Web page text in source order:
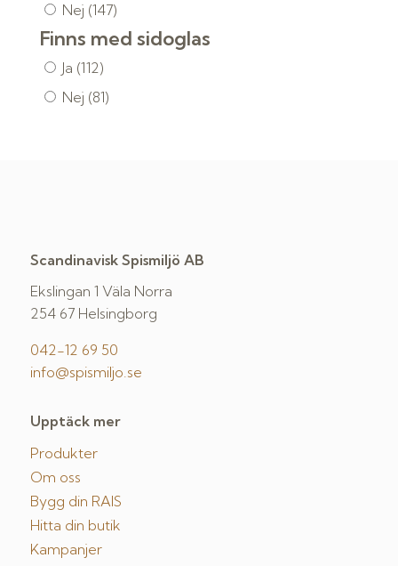
Nej (147)
Finns med sidoglas
Ja (112)
Nej (81)
Scandinavisk Spismiljö AB
Ekslingan 1 Väla Norra
254 67 Helsingborg
042-12 69 50
info@spismiljo.se
Upptäck mer
Produkter
Om oss
Bygg din RAIS
Hitta din butik
Kampanjer